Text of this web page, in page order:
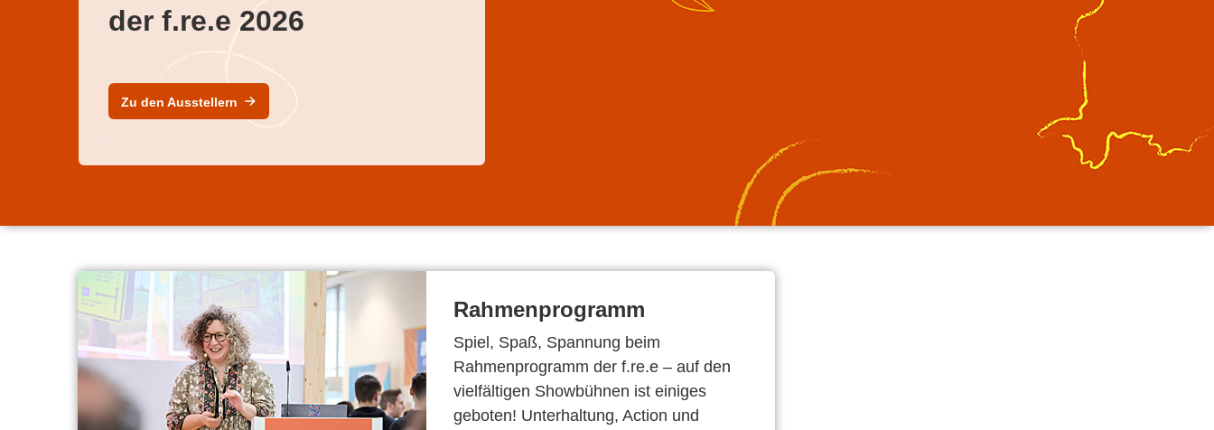
der f.re.e 2026
Zu den Ausstellern
Rahmenprogramm
Spiel, Spaß, Spannung beim
Rahmenprogramm der f.re.e – auf den
vielfältigen Showbühnen ist einiges
geboten! Unterhaltung, Action und